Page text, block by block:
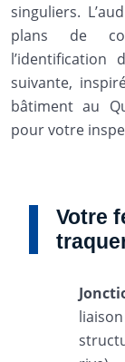
singuliers.
plans de
suivante,
bâtiment au
pour votre
Votre